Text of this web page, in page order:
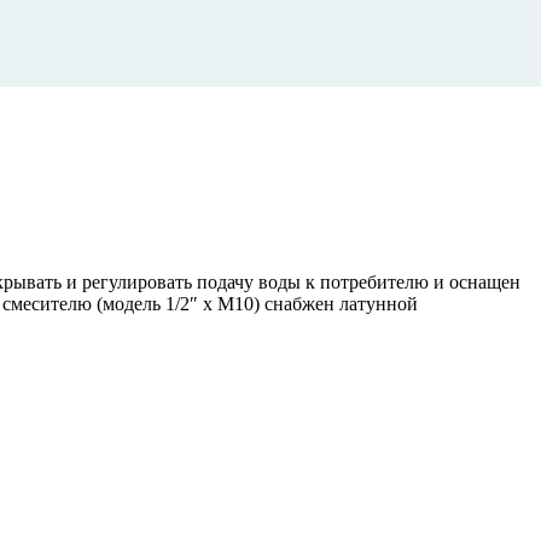
и регулировать подачу воды к потребителю и оснащен
(модель 1/2″ х М10) снабжен латунной